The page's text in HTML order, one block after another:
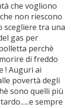
che vogliono
non riescono
scegliere tra una
gas per
perchè
di freddo
! Auguri ai
povertà degli
sono quelli più
sempre